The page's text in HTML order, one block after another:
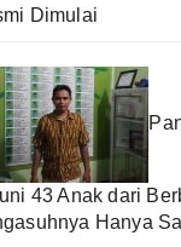
Dimulai
43 Anak dari
Hanya